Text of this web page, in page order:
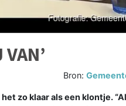
Bron:
zo klaar als een klontje.